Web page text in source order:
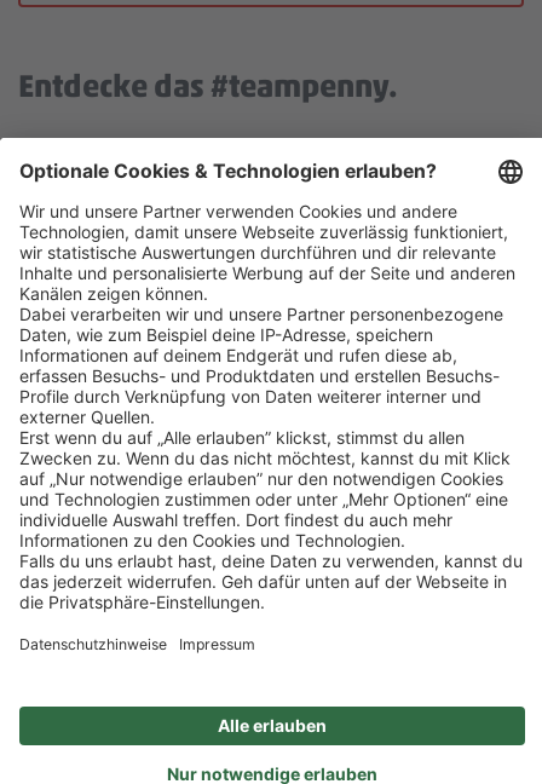
Entdecke das #teampenny.
Service zu laden!
Inhalte einzubetten. Dieser Service kann Daten zu deinen
Aktivitäten sammeln. Bitte stimme der Nutzung des Services
zu, um dieses Video anzusehen. Details siehe: Mehr
Informationen.
Mehr Informationen
Akzeptieren
Powered by
Klickehier, um alle offenen Jobs zu sehen.
Impressum Datenschutz
Privatsphäre-Einstellungen
Veranstaltungen
FAQ
Sitemap